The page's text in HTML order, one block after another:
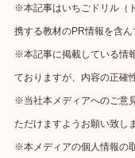
※本記事はいちごドリル（
携する教材のPR情報を含ん
※本記事に掲載している情
ておりますが、内容の正確
※当社本メディアへのご意
ただけますようお願い致し
※本メディアの個人情報の